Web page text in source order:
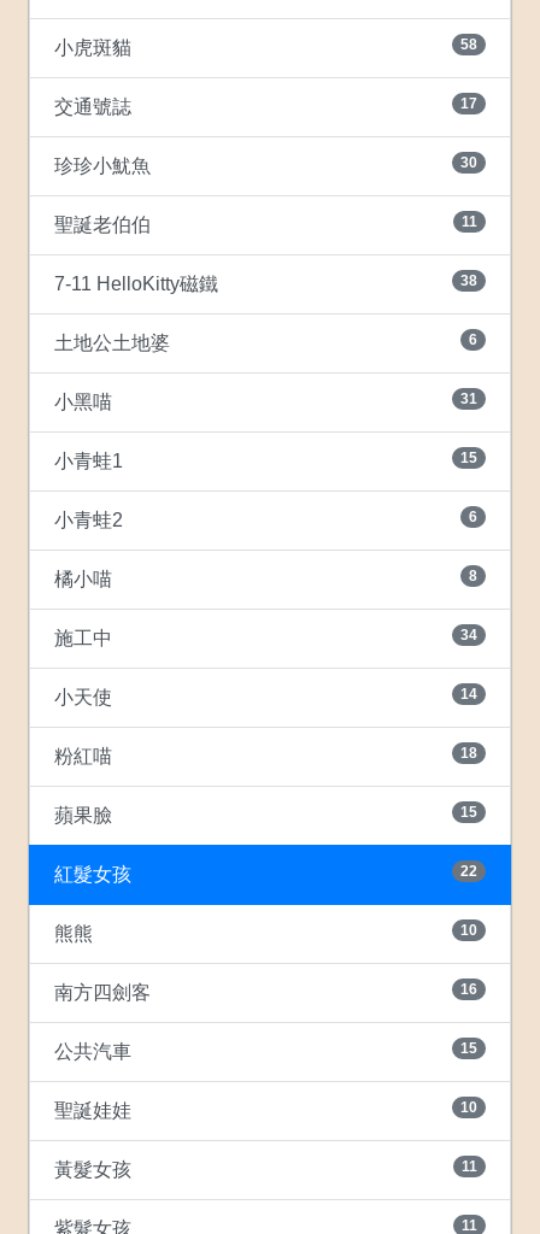
小虎斑貓 58
交通號誌 17
珍珍小魷魚 30
聖誕老伯伯 11
7-11 HelloKitty磁鐵 38
土地公土地婆 6
小黑喵 31
小青蛙1 15
小青蛙2 6
橘小喵 8
施工中 34
小天使 14
粉紅喵 18
蘋果臉 15
紅髮女孩 22
熊熊 10
南方四劍客 16
公共汽車 15
聖誕娃娃 10
黃髮女孩 11
紫髮女孩 11